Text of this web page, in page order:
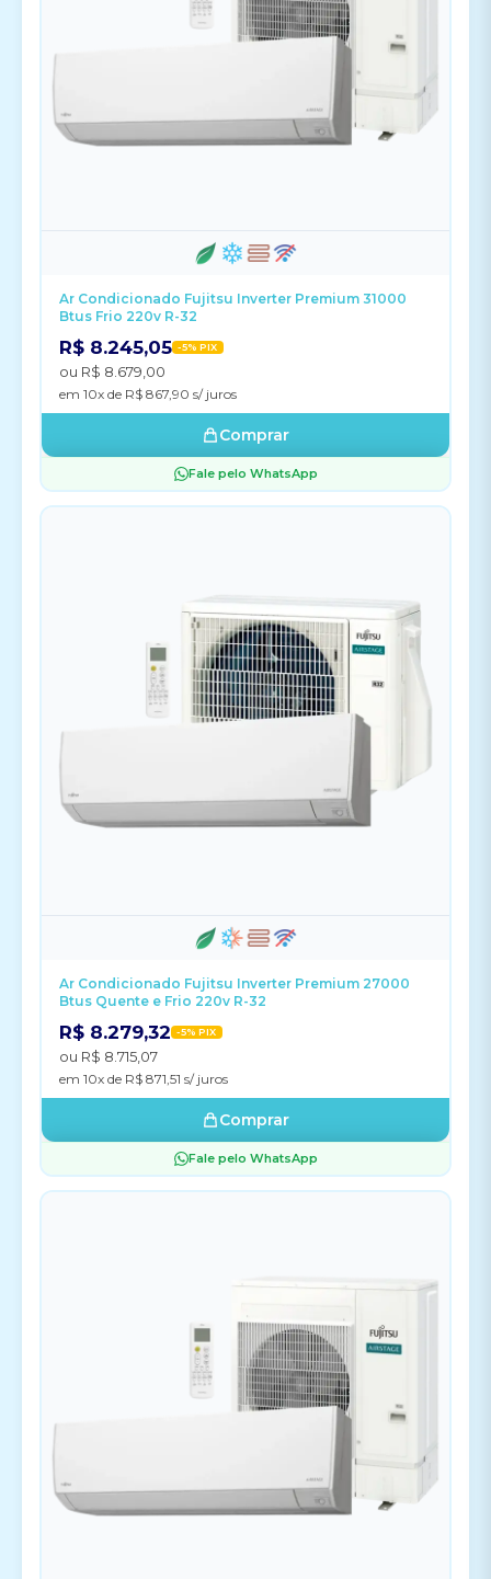
Ar Condicionado Fujitsu Inverter Premium 31000
Btus Frio 220v R-32
R$ 8.245,05 -5% PIX
ou R$ 8.679,00
em 10x de R$ 867,90 s/ juros
Comprar
Fale pelo WhatsApp
Ar Condicionado Fujitsu Inverter Premium 27000
Btus Quente e Frio 220v R-32
R$ 8.279,32 -5% PIX
ou R$ 8.715,07
em 10x de R$ 871,51 s/ juros
Comprar
Fale pelo WhatsApp